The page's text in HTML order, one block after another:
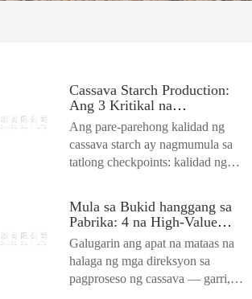
Cassava Starch Production:
Ang 3 Kritikal na
Checkpoints para sa Pare-
parehong Kalidad
Ang pare-parehong kalidad ng
cassava starch ay nagmumula sa
tatlong checkpoints: kalidad ng
Mula sa Bukid hanggang sa
Pabrika: 4 na High-Value
Cassava Processing
Directions para sa mga
Nigerian na Magsasaka at
Exporter
Galugarin ang apat na mataas na
halaga ng mga direksyon sa
pagproseso ng cassava — garri,